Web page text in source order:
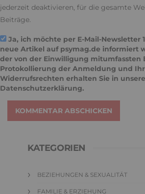
jederzeit deaktivieren, für die gesamte
Beiträge.
Ja, ich möchte per E-Mail-Newsletter
neue Artikel auf psymag.de informiert
der von der Einwilligung mitumfassten
Protokollierung der Anmeldung und
Widerrufsrechten erhalten Sie in
Datenschutzerklärung.
KOMMENTAR ABSCHICKEN
KATEGORIEN
BEZIEHUNGEN & SEXUALITÄT
FAMILIE & ERZIEHUNG